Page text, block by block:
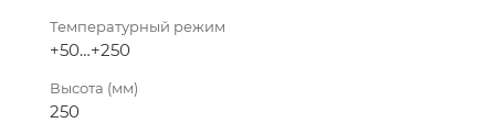
Температурный режим
+50…+250
Высота (мм)
250